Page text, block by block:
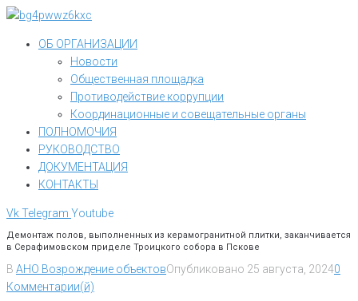
Перейти
контентуОБ ОРГАНИЗАЦИИ
Новости
Общественная площадка
Противодействие коррупции
Координационные и совещательные органы
ПОЛНОМОЧИЯ
РУКОВОДСТВО
ДОКУМЕНТАЦИЯ
КОНТАКТЫ
VkTelegram Youtube
Демонтаж полов, выполненных из керамогранитной плитки, заканчивается
в Серафимовском приделе Троицкого собора в Пскове
В АНО Возрождение объектовОпубликовано 25 августа, 20240
Комментарии(й)